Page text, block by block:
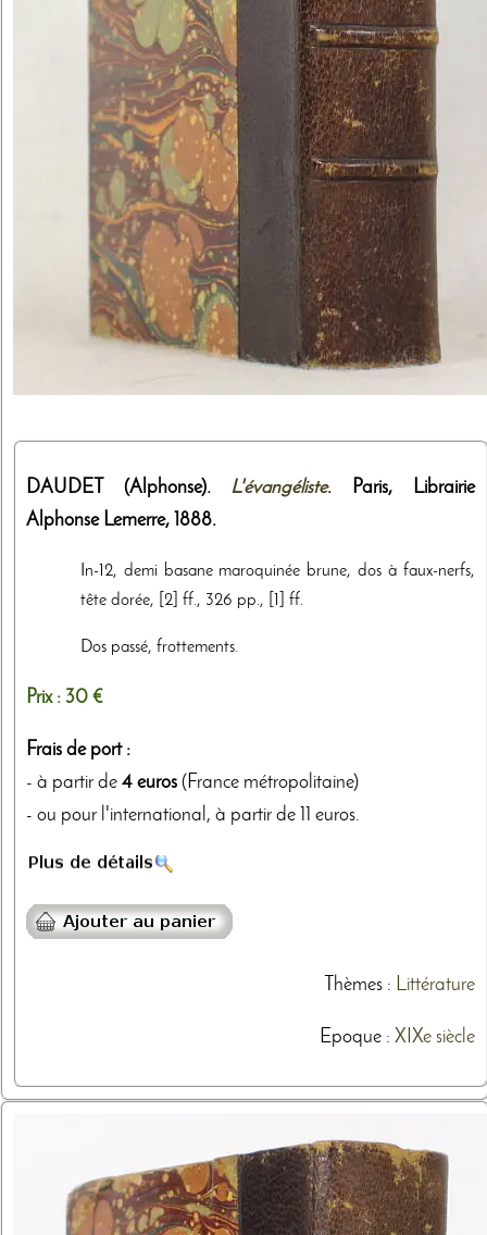
DAUDET (Alphonse). L'évangéliste. Paris,
Librairie
Alphonse Lemerre, 1888.
In-12, demi basane maroquinée brune, dos à faux-nerfs,
tête dorée, [2] ff., 326 pp., [1] ff.
Dos passé, frottements.
Prix : 30 €
Frais de port :
- à partir de 4 euros (France métropolitaine)
- ou pour l'international, à partir de 11 euros.
Thèmes: Littérature
Epoque : XIXe siècle